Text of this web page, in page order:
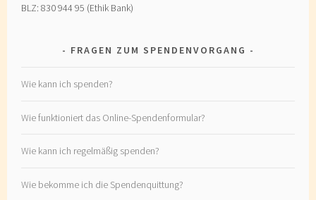
BLZ: 830 944 95 (Ethik Bank)
FRAGEN ZUM SPENDENVORGANG
Wie kann ich spenden?
Wie funktioniert das Online-Spendenformular?
Wie kann ich regelmäßig spenden?
Wie bekomme ich die Spendenquittung?